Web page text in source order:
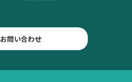
お問い合わせ